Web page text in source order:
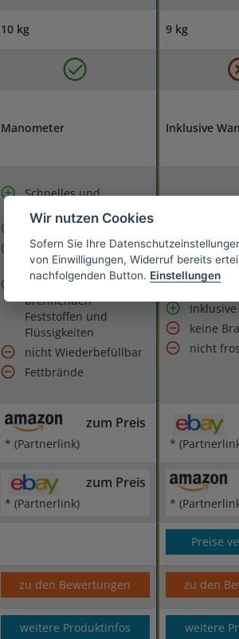
10 kg 9 kg
Manometer Inklusive
Schnelles und
effektives Löschen
Dauerdruck
Geringen
Folgeschäden
Löschen von
brennenden
Feststoffen und
Flüssigkeiten
nicht Wiederbefüllbar
Fettbrände
Mit
keine
nicht
zum Preis
* (Partnerlink) *
zum Preis
* (Partnerlink) *
Preise
zu den Bewertungen zu den
weitere Produktinfos weitere
Wir nutzen Cookies
Sofern Sie Ihre
von Einwilligungen, Widerruf bereits
nachfolgenden Button. Einstellungen